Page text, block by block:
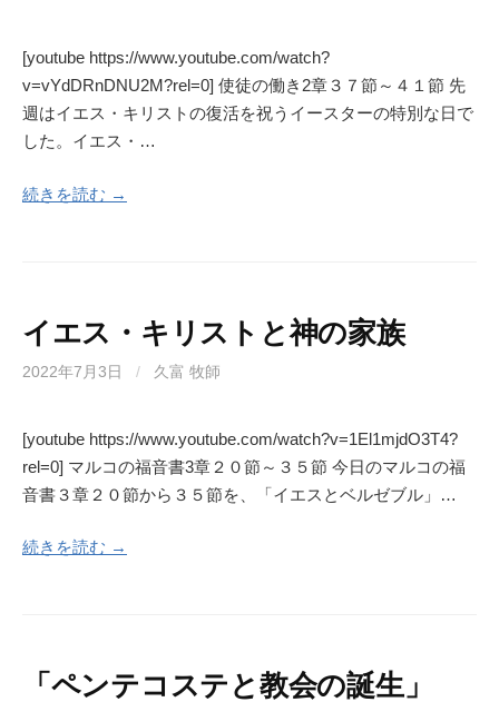
[youtube https://www.youtube.com/watch?
v=vYdDRnDNU2M?rel=0] 使徒の働き2章３７節～４１節 先
週はイエス・キリストの復活を祝うイースターの特別な日で
した。イエス・…
続きを読む →
イエス・キリストと神の家族
2022年7月3日 / 久富 牧師
[youtube https://www.youtube.com/watch?v=1El1mjdO3T4?
rel=0] マルコの福音書3章２０節～３５節 今日のマルコの福
音書３章２０節から３５節を、「イエスとベルゼブル」…
続きを読む →
「ペンテコステと教会の誕生」